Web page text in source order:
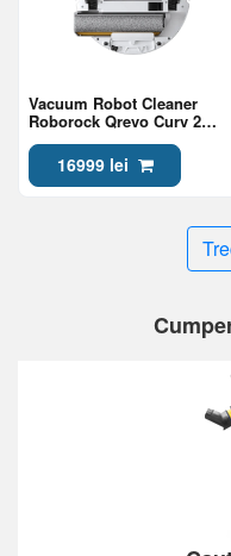
Vacuum Robot Cleaner
Roborock Qrevo Curv 2
16999 lei